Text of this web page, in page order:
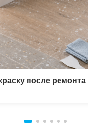
после ремонта